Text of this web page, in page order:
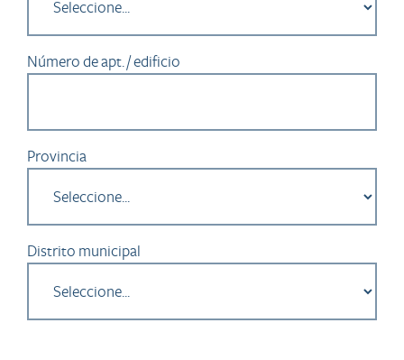
Número de apt. / edificio
Provincia
Distrito municipal